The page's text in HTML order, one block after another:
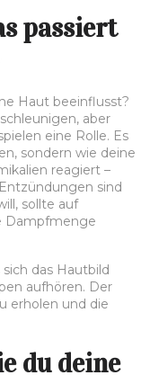
passiert
Haut beeinflusst?
aber
eine Rolle. Es
sondern wie deine
reagiert –
sind
sollte auf
Dampfmenge
das Hautbild
aufhören. Der
erholen und die
du deine